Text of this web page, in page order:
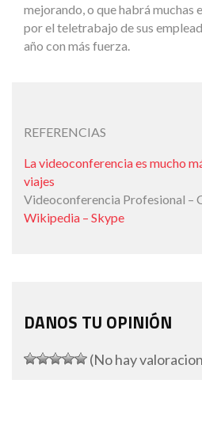
mejorando, o que habrá muchas
por el teletrabajo de sus
año con más fuerza.
REFERENCIAS
La videoconferencia es mucho
viajes
Videoconferencia Profesional –
Wikipedia – Skype
DANOS TU OPINIÓN
(No hay